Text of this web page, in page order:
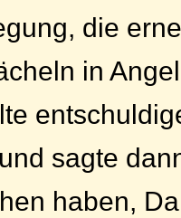
die
in
sagte
haben,